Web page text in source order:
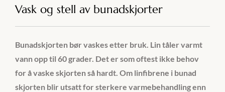
Vask og stell av bunadskjorter
Bunadskjorten bør vaskes etter bruk. Lin tåler varmt
vann opp til 60 grader. Det er som oftest ikke behov
for å vaske skjorten så hardt. Om linfibrene i bunad
skjorten blir utsatt for sterkere varmebehandling enn